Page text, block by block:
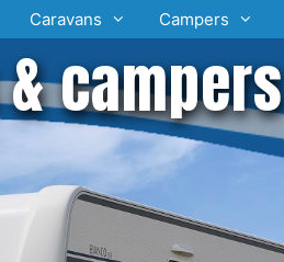
Caravans Campers
& campers